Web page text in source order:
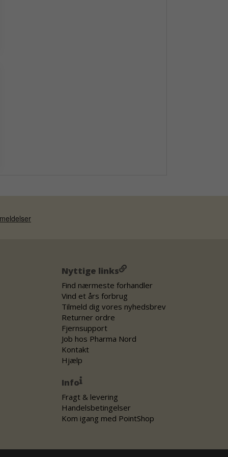
Nyttige links
Find nærmeste forhandler
Vind et års forbrug
Tilmeld dig vores nyhedsbrev
Returner ordre
Fjernsupport
Job hos Pharma Nord
Kontakt
Hjælp
Info
Fragt & levering
Handelsbetingelser
Kom igang med PointShop